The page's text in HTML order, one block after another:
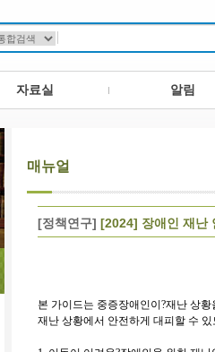
자료실 알림
매뉴얼
[정책연구] [2024] 장애인 재난
본 가이드는 중증장애인이?재난 상황
재난 상황에서 안전하게 대피할 수